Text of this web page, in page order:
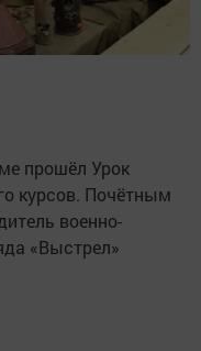
прошёл Урок
курсов. Почётным
военно-
«Выстрел»